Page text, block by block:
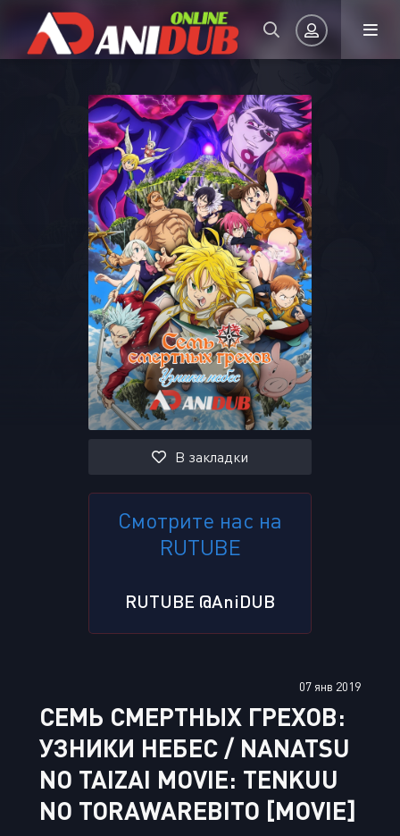
Авторизация
Запомнить
ВОЙТИ НА САЙТ
Регистрация Восстановить пароль
Или войти через
В закладки
Смотрите нас на
RUTUBE
RUTUBE @AniDUB
07 янв 2019
СЕМЬ СМЕРТНЫХ ГРЕХОВ:
УЗНИКИ НЕБЕС / NANATSU
NO TAIZAI MOVIE: TENKUU
NO TORAWAREBITO [MOVIE]